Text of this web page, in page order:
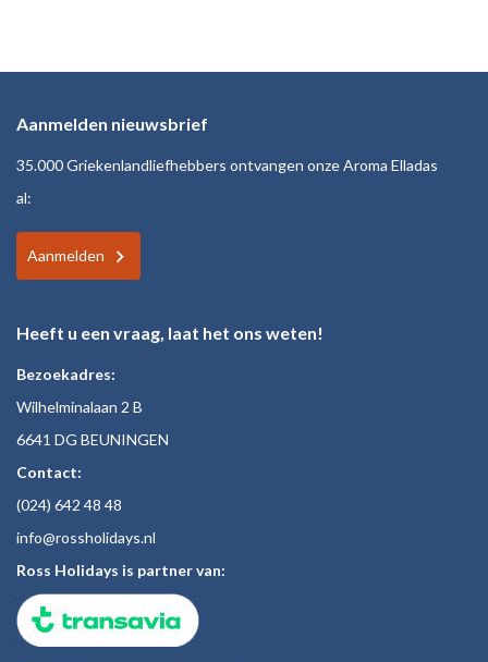
Aanmelden nieuwsbrief
35.000 Griekenlandliefhebbers ontvangen onze Aroma Elladas
al:
Aanmelden
Heeft u een vraag, laat het ons weten!
Bezoekadres:
Wilhelminalaan 2 B
6641 DG BEUNINGEN
Contact:
(024) 642 48 48
info@rossholidays.nl
Ross Holidays is partner van: